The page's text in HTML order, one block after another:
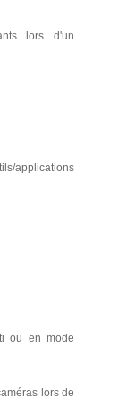
lors d'un
applications
ou en mode
lors de